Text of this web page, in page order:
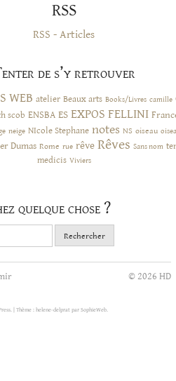
RSS
RSS - Articles
de s’y retrouver
WEB atelier Beaux arts Books/Livres camille
scob ENSBA ES EXPOS FELLINI
neige NIcole Stephane notes NS oiseau
Dumas Rome rue rêve Rêves Sans nom
medicis Viviers
quelque chose ?
© 2026 HD
Thème : helene-delprat par SophieWeb.